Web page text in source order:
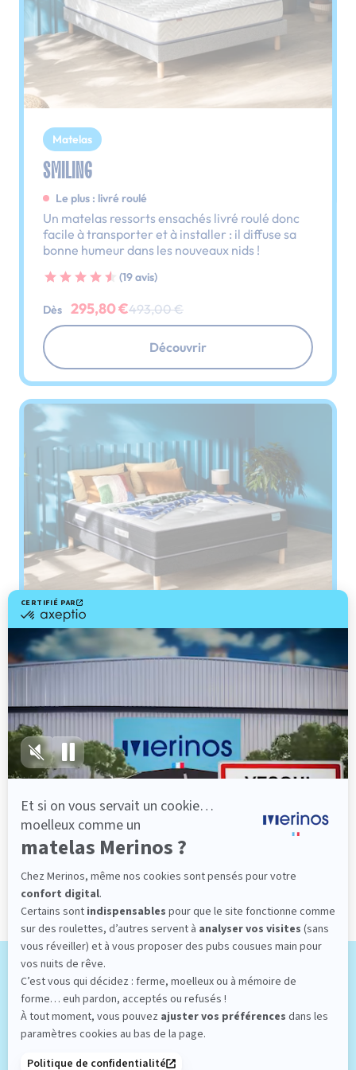
Matelas
SMILING
Le plus : livré roulé
Un matelas ressorts ensachés livré roulé donc
facile à transporter et à installer : il diffuse sa
bonne humeur dans les nouveaux nids !
(19 avis)
Dès 295,80 €493,00 €
Découvrir
Matelas
EASY
Le plus : simplicité de choix
1 look sympa, 1 soutien ferme et 3 conforts au
choix : choisissez entre un confort enveloppant,
moelleux ou tonique.
Dès 974,00 €
Taille standard du couchage 2 places, le matelas
140x190 Merinos s’adapte à toutes les pièces. Il est